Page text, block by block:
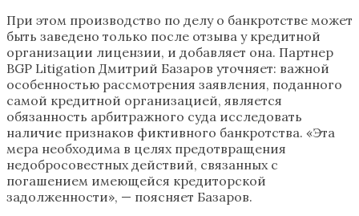
При этом производство по делу о банкротстве может
быть заведено только после отзыва у кредитной
организации лицензии, и добавляет она. Партнер
BGP Litigation Дмитрий Базаров уточняет: важной
особенностью рассмотрения заявления, поданного
самой кредитной организацией, является
обязанность арбитражного суда исследовать
наличие признаков фиктивного банкротства. «Эта
мера необходима в целях предотвращения
недобросовестных действий, связанных с
погашением имеющейся кредиторской
задолженности», — поясняет Базаров.